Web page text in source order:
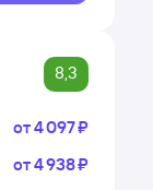
8,3
от4 ⁠097 ⁠₽
от4 ⁠938 ⁠₽